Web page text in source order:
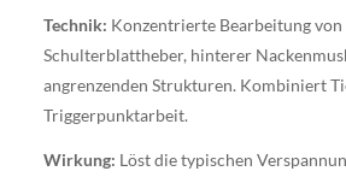
Technik: Konzentrierte Bearbeitung von
Schulterblattheber, hinterer
angrenzenden Strukturen. Kombiniert
Triggerpunktarbeit.
Wirkung: Löst die typischen